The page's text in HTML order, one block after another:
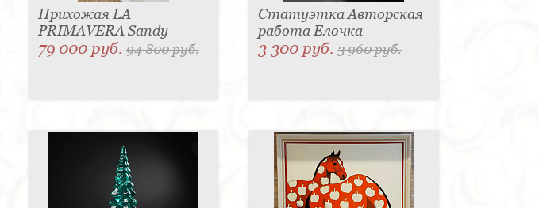
Прихожая LA
PRIMAVERA Sandy
79 000 руб. 94 800 руб.
Статуэтка Авторская
работа Елочка
3 300 руб.3 960 руб.